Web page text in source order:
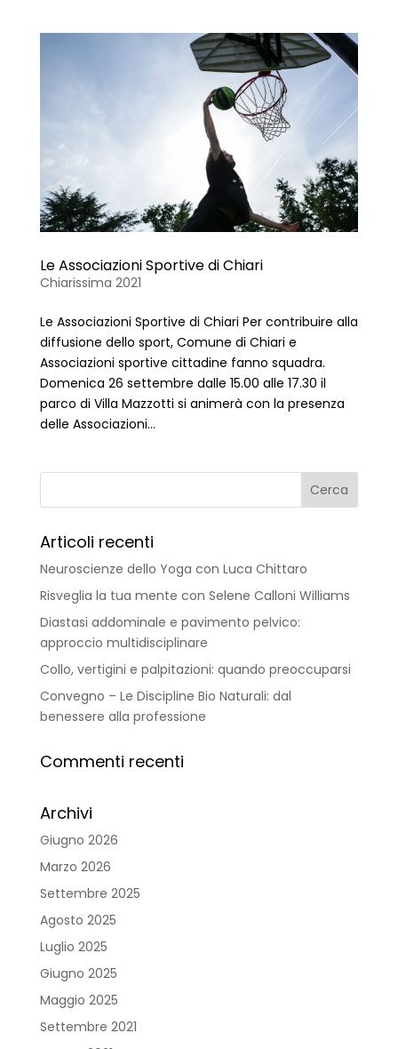
Le Associazioni Sportive di Chiari
Chiarissima 2021
Le Associazioni Sportive di Chiari Per contribuire alla
diffusione dello sport, Comune di Chiari e
Associazioni sportive cittadine fanno squadra.
Domenica 26 settembre dalle 15.00 alle 17.30 il
parco di Villa Mazzotti si animerà con la presenza
delle Associazioni...
Articoli recenti
Neuroscienze dello Yoga con Luca Chittaro
Risveglia la tua mente con Selene Calloni Williams
Diastasi addominale e pavimento pelvico:
approccio multidisciplinare
Collo, vertigini e palpitazioni: quando preoccuparsi
Convegno – Le Discipline Bio Naturali: dal
benessere alla professione
Commenti recenti
Archivi
Giugno 2026
Marzo 2026
Settembre 2025
Agosto 2025
Luglio 2025
Giugno 2025
Maggio 2025
Settembre 2021